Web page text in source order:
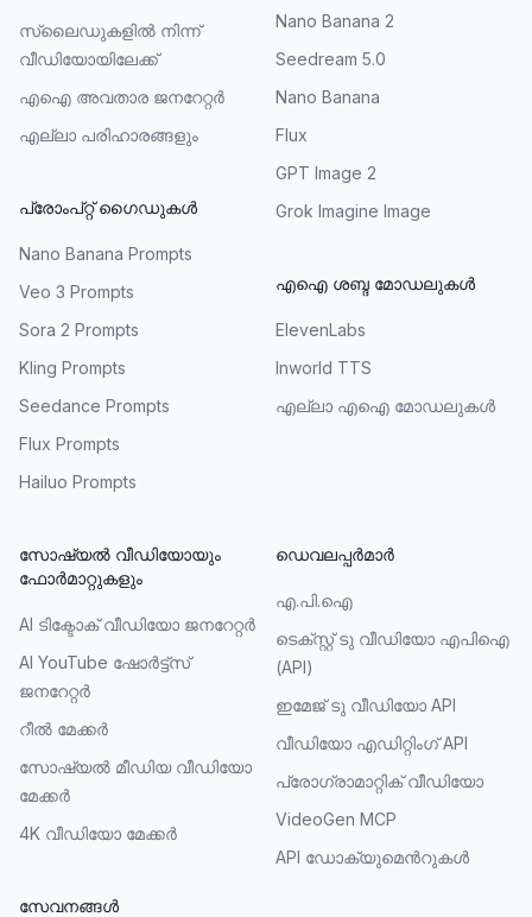
സ്ലൈഡുകളിൽ നിന്ന്
വീഡിയോയിലേക്ക്
എഐ അവതാര ജനറേറ്റർ
എല്ലാ പരിഹാരങ്ങളും
പ്രോംപ്റ്റ് ഗൈഡുകൾ
Nano Banana Prompts
Veo 3 Prompts
Sora 2 Prompts
Kling Prompts
Seedance Prompts
Flux Prompts
Hailuo Prompts
Nano Banana 2
Seedream 5.0
Nano Banana
Flux
GPT Image 2
Grok Imagine Image
എഐ ശബ്ദ മോഡലുകൾ
ElevenLabs
Inworld TTS
എല്ലാ എഐ മോഡലുകൾ
സോഷ്യൽ വീഡിയോയും
ഫോർമാറ്റുകളും
AI ടിക്ടോക് വീഡിയോ ജനറേറ്റർ
AI YouTube ഷോർട്ട്സ്
ജനറേറ്റർ
റീൽ മേക്കർ
സോഷ്യൽ മീഡിയ വീഡിയോ
മേക്കർ
4K വീഡിയോ മേക്കർ
സേവനങ്ങൾ
ഡെവലപ്പർമാർ
എ.പി.ഐ
ടെക്സ്റ്റ് ടു വീഡിയോ എപിഐ
(API)
ഇമേജ് ടു വീഡിയോ API
വീഡിയോ എഡിറ്റിംഗ് API
പ്രോഗ്രാമാറ്റിക് വീഡിയോ
VideoGen MCP
API ഡോക്യുമെൻറുകൾ